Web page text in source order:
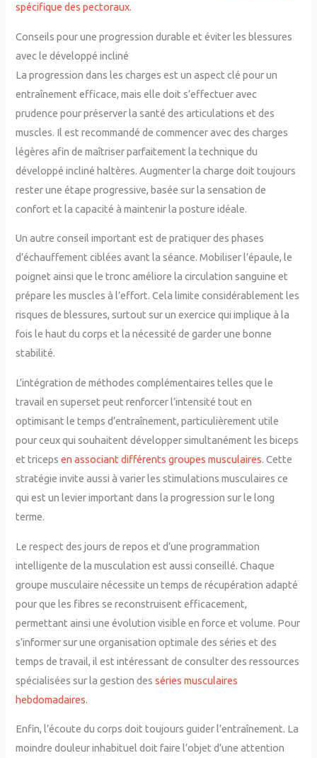
spécifique des pectoraux.
Conseils pour une progression durable et éviter les blessures
avec le développé incliné
La progression dans les charges est un aspect clé pour un
entraînement efficace, mais elle doit s’effectuer avec
prudence pour préserver la santé des articulations et des
muscles. Il est recommandé de commencer avec des charges
légères afin de maîtriser parfaitement la technique du
développé incliné haltères. Augmenter la charge doit toujours
rester une étape progressive, basée sur la sensation de
confort et la capacité à maintenir la posture idéale.
Un autre conseil important est de pratiquer des phases
d’échauffement ciblées avant la séance. Mobiliser l’épaule, le
poignet ainsi que le tronc améliore la circulation sanguine et
prépare les muscles à l’effort. Cela limite considérablement les
risques de blessures, surtout sur un exercice qui implique à la
fois le haut du corps et la nécessité de garder une bonne
stabilité.
L’intégration de méthodes complémentaires telles que le
travail en superset peut renforcer l’intensité tout en
optimisant le temps d’entraînement, particulièrement utile
pour ceux qui souhaitent développer simultanément les biceps
et tricepsen associant différents groupes musculaires. Cette
stratégie invite aussi à varier les stimulations musculaires ce
qui est un levier important dans la progression sur le long
terme.
Le respect des jours de repos et d’une programmation
intelligente de la musculation est aussi conseillé. Chaque
groupe musculaire nécessite un temps de récupération adapté
pour que les fibres se reconstruisent efficacement,
permettant ainsi une évolution visible en force et volume. Pour
s’informer sur une organisation optimale des séries et des
temps de travail, il est intéressant de consulter des ressources
spécialisées sur la gestion desséries musculaires
hebdomadaires.
Enfin, l’écoute du corps doit toujours guider l’entraînement. La
moindre douleur inhabituel doit faire l’objet d’une attention